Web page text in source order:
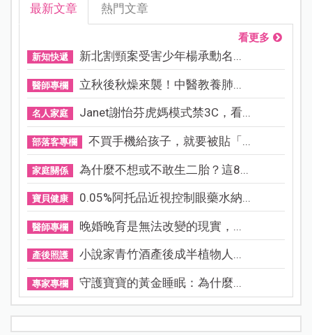
最新文章 熱門文章
看更多
新知快遞 新北割頸案受害少年楊承勳名...
醫師專欄 立秋後秋燥來襲！中醫教養肺...
名人家庭 Janet謝怡芬虎媽模式禁3C，看...
部落客專欄 不買手機給孩子，就要被貼「...
家庭關係 為什麼不想或不敢生二胎？這8...
寶貝健康 0.05%阿托品近視控制眼藥水納...
醫師專欄 晚婚晚育是無法改變的現實，...
產後照護 小說家青竹酒產後成半植物人...
專家專欄 守護寶寶的黃金睡眠：為什麼...